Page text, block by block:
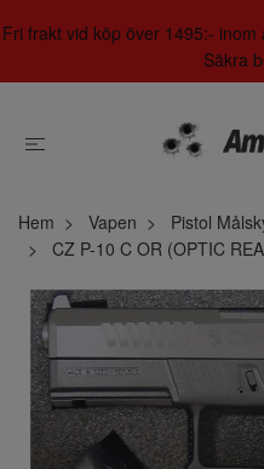
Fri frakt vid köp över 1495:-
Säkra
Hem Vapen Pistol
CZ P-10 C OR (OPTIC